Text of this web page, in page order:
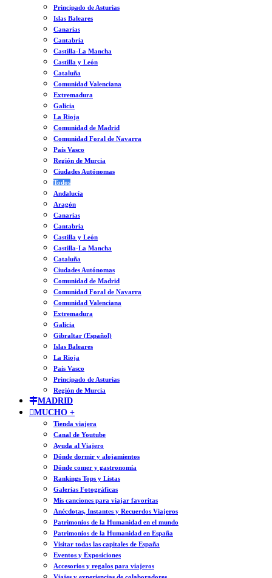
Principado de Asturias
Islas Baleares
Canarias
Cantabria
Castilla-La Mancha
Castilla y León
Cataluña
Comunidad Valenciana
Extremadura
Galicia
La Rioja
Comunidad de Madrid
Comunidad Foral de Navarra
País Vasco
Región de Murcia
Ciudades Autónomas
Todos
Andalucía
Aragón
Canarias
Cantabria
Castilla y León
Castilla-La Mancha
Cataluña
Ciudades Autónomas
Comunidad de Madrid
Comunidad Foral de Navarra
Comunidad Valenciana
Extremadura
Galicia
Gibraltar (Español)
Islas Baleares
La Rioja
País Vasco
Principado de Asturias
Región de Murcia
MADRID
MUCHO +
Tienda viajera
Canal de Youtube
Ayuda al Viajero
Dónde dormir y alojamientos
Dónde comer y gastronomía
Rankings Tops y Listas
Galerías Fotográficas
Mis canciones para viajar favoritas
Anécdotas, Instantes y Recuerdos Viajeros
Patrimonios de la Humanidad en el mundo
Patrimonios de la Humanidad en España
Visitar todas las capitales de España
Eventos y Exposiciones
Accesorios y regalos para viajeros